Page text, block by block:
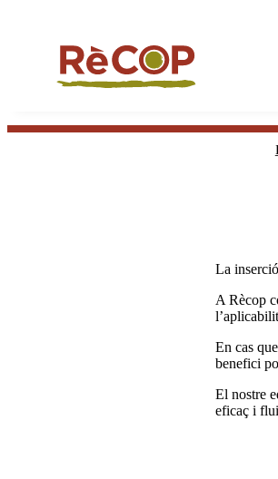
La
A Rècop
En cas
benefici
El nostre
eficaç i